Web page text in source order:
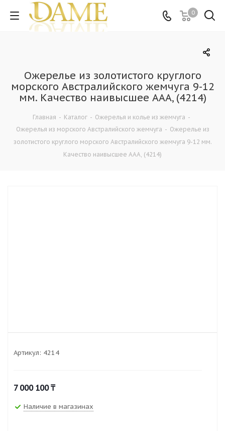
0
Ожерелье из золотистого круглого
морского Австралийского жемчуга 9-12
мм. Качество наивысшее ААА, (4214)
Главная - Каталог - Ожерелья и колье из жемчуга -
Ожерелья из морского Австралийского жемчуга - Ожерелье из
золотистого круглого морского Австралийского жемчуга 9-12 мм.
Качество наивысшее ААА, (4214)
Артикул: 4214
7 000 100₸
Наличие в магазинах